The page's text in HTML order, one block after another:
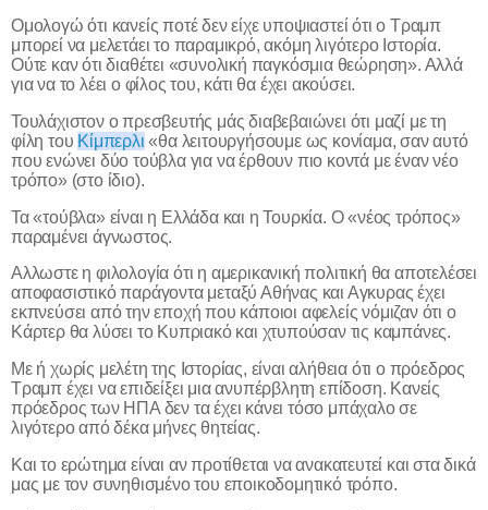
Ομολογώ ότι κανείς ποτέ δεν είχε υποψιαστεί ότι ο Τραμπ
μπορεί να μελετάει το παραμικρό, ακόμη λιγότερο Ιστορία.
Ούτε καν ότι διαθέτει «συνολική παγκόσμια θεώρηση». Αλλά
για να το λέει ο φίλος του, κάτι θα έχει ακούσει.
Τουλάχιστον ο πρεσβευτής μάς διαβεβαιώνει ότι μαζί με τη
φίλη του Κίμπερλι «θα λειτουργήσουμε ως κονίαμα, σαν αυτό
που ενώνει δύο τούβλα για να έρθουν πιο κοντά με έναν νέο
τρόπο» (στο ίδιο).
Τα «τούβλα» είναι η Ελλάδα και η Τουρκία. Ο «νέος τρόπος»
παραμένει άγνωστος.
Αλλωστε η φιλολογία ότι η αμερικανική πολιτική θα αποτελέσει
αποφασιστικό παράγοντα μεταξύ Αθήνας και Αγκυρας έχει
εκπνεύσει από την εποχή που κάποιοι αφελείς νόμιζαν ότι ο
Κάρτερ θα λύσει το Κυπριακό και χτυπούσαν τις καμπάνες.
Με ή χωρίς μελέτη της Ιστορίας, είναι αλήθεια ότι ο πρόεδρος
Τραμπ έχει να επιδείξει μια ανυπέρβλητη επίδοση. Κανείς
πρόεδρος των ΗΠΑ δεν τα έχει κάνει τόσο μπάχαλο σε
λιγότερο από δέκα μήνες θητείας.
Και το ερώτημα είναι αν προτίθεται να ανακατευτεί και στα δικά
μας με τον συνηθισμένο του εποικοδομητικό τρόπο.